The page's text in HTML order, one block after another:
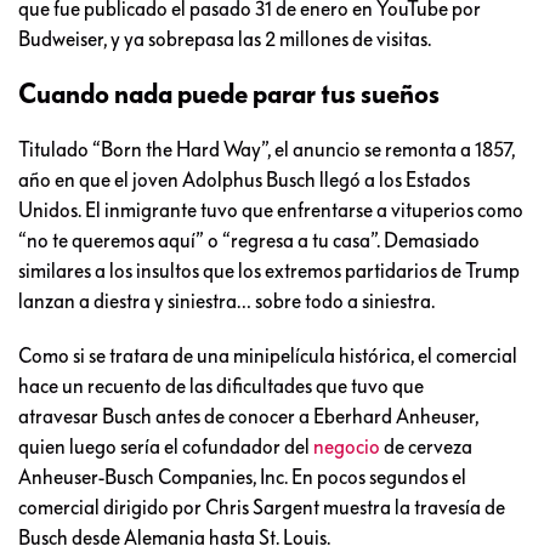
que fue publicado el pasado 31 de enero en YouTube por
Budweiser, y ya sobrepasa las 2 millones de visitas.
Cuando nada puede parar tus sueños
Titulado “Born the Hard Way”, el anuncio se remonta a 1857,
año en que el joven Adolphus Busch llegó a los Estados
Unidos. El inmigrante tuvo que enfrentarse a vituperios como
“no te queremos aquí” o “regresa a tu casa”. Demasiado
similares a los insultos que los extremos partidarios de Trump
lanzan a diestra y siniestra… sobre todo a siniestra.
Como si se tratara de una minipelícula histórica, el comercial
hace un recuento de las dificultades que tuvo que
atravesar Busch antes de conocer a Eberhard Anheuser,
quien luego sería el cofundador del negocio de cerveza
Anheuser-Busch Companies, Inc. En pocos segundos el
comercial dirigido por Chris Sargent muestra la travesía de
Busch desde Alemania hasta St. Louis.